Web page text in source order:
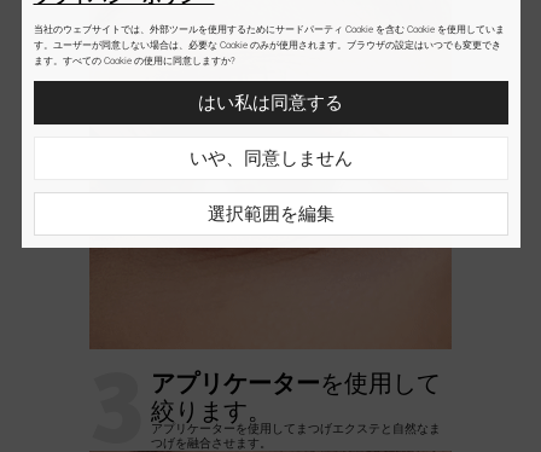
アプリケーターを使用して
絞ります。
アプリケーターを使用してまつげエクステと自然なま
つげを融合させます。
当社のウェブサイトでは、外部ツールを使用するためにサードパーティ Cookie を含む Cookie を使用していま
す。ユーザーが同意しない場合は、必要な Cookie のみが使用されます。ブラウザの設定はいつでも変更でき
ます。すべての Cookie の使用に同意しますか?
はい私は同意する
いや、同意しません
選択範囲を編集